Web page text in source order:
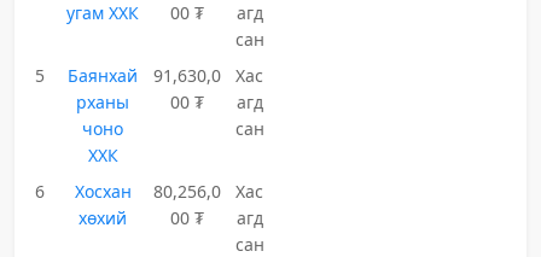
угам ХХК
00 ₮
агд
сан
5
Баянхай
рханы
чоно
ХХК
91,630,0
00 ₮
Хас
агд
сан
6
Хосхан
хөхий
80,256,0
00 ₮
Хас
агд
сан